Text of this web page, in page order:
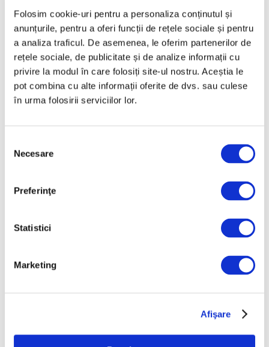
Folosim cookie-uri pentru a personaliza conținutul și
anunțurile, pentru a oferi funcții de rețele sociale și pentru
a analiza traficul. De asemenea, le oferim partenerilor de
rețele sociale, de publicitate și de analize informații cu
privire la modul în care folosiți site-ul nostru. Aceștia le
pot combina cu alte informații oferite de dvs. sau culese
în urma folosirii serviciilor lor.
consimțământului
Necesare
Preferinţe
Statistici
Marketing
Afişare
Picasso vândut la București
16 Iulie 2026
lui Brâncuși, în expoziție